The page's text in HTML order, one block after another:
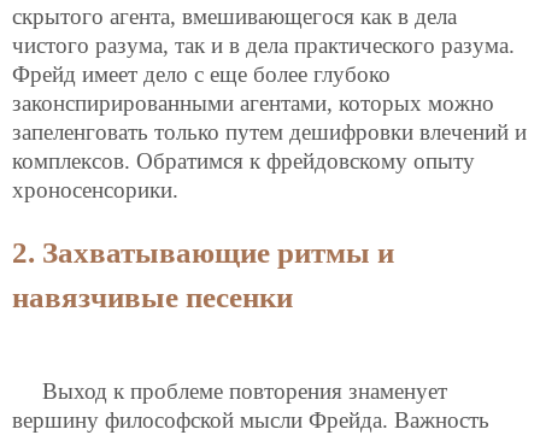
скрытого агента, вмешивающегося как в дела
чистого разума, так и в дела практического разума.
Фрейд имеет дело с еще более глубоко
законспирированными агентами, которых можно
запеленговать только путем дешифровки влечений и
комплексов. Обратимся к фрейдовскому опыту
хроносенсорики.
2. Захватывающие ритмы и
навязчивые песенки
Выход к проблеме повторения знаменует
вершину философской мысли Фрейда. Важность